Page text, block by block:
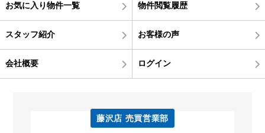
お気に入り物件一覧 物件閲覧履歴
スタッフ紹介 お客様の声
会社概要 ログイン
藤沢店 売買営業部